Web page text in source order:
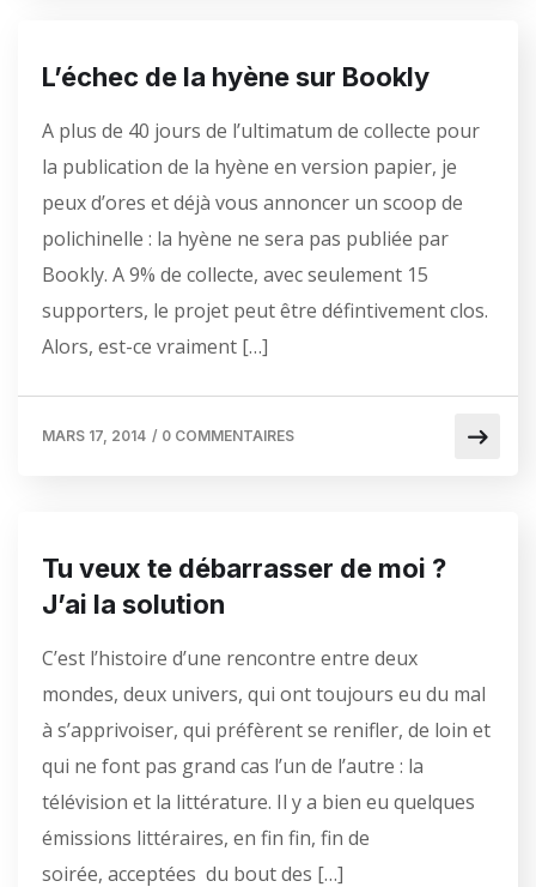
L’échec de la hyène sur Bookly
A plus de 40 jours de l’ultimatum de collecte pour
la publication de la hyène en version papier, je
peux d’ores et déjà vous annoncer un scoop de
polichinelle : la hyène ne sera pas publiée par
Bookly. A 9% de collecte, avec seulement 15
supporters, le projet peut être défintivement clos.
Alors, est-ce vraiment […]
MARS 17, 2014 / 0 COMMENTAIRES
Tu veux te débarrasser de moi ?
J’ai la solution
C’est l’histoire d’une rencontre entre deux
mondes, deux univers, qui ont toujours eu du mal
à s’apprivoiser, qui préfèrent se renifler, de loin et
qui ne font pas grand cas l’un de l’autre : la
télévision et la littérature. Il y a bien eu quelques
émissions littéraires, en fin fin, fin de
soirée, acceptées du bout des […]